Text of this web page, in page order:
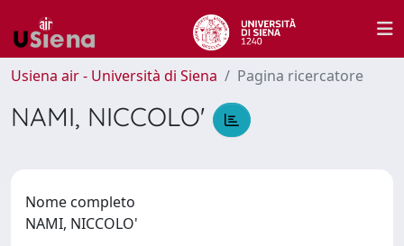
Usiena air - Università di Siena Pagina ricercatore
NAMI, NICCOLO'
Nome completo
NAMI, NICCOLO'